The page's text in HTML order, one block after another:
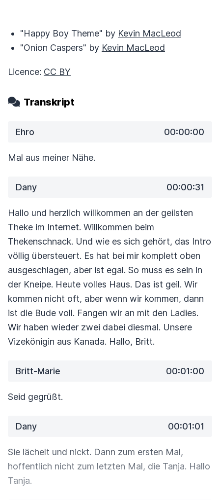
"Happy Boy Theme" by Kevin MacLeod
"Onion Caspers" by Kevin MacLeod
Licence: CC BY
Transkript
Ehro 00:00:00
Mal aus meiner Nähe.
Dany 00:00:31
Hallo und herzlich willkommen an der geilsten
Theke im Internet. Willkommen beim
Thekenschnack. Und wie es sich gehört, das Intro
völlig übersteuert. Es hat bei mir komplett oben
ausgeschlagen, aber ist egal. So muss es sein in
der Kneipe. Heute volles Haus. Das ist geil. Wir
kommen nicht oft, aber wenn wir kommen, dann
ist die Bude voll. Fangen wir an mit den Ladies.
Wir haben wieder zwei dabei diesmal. Unsere
Vizekönigin aus Kanada. Hallo, Britt.
Britt-Marie 00:01:00
Seid gegrüßt.
Dany 00:01:01
Sie lächelt und nickt. Dann zum ersten Mal,
hoffentlich nicht zum letzten Mal, die Tanja. Hallo
Tanja.